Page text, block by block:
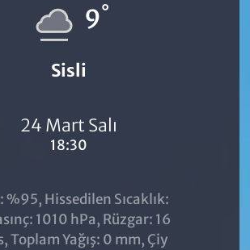
9°
Sisli
24 Mart Salı
18:30
%95, Hissedilen Sıcaklık:
1010 hPa, Rüzgar: 16
Toplam Yağış: 0 mm, Çiy